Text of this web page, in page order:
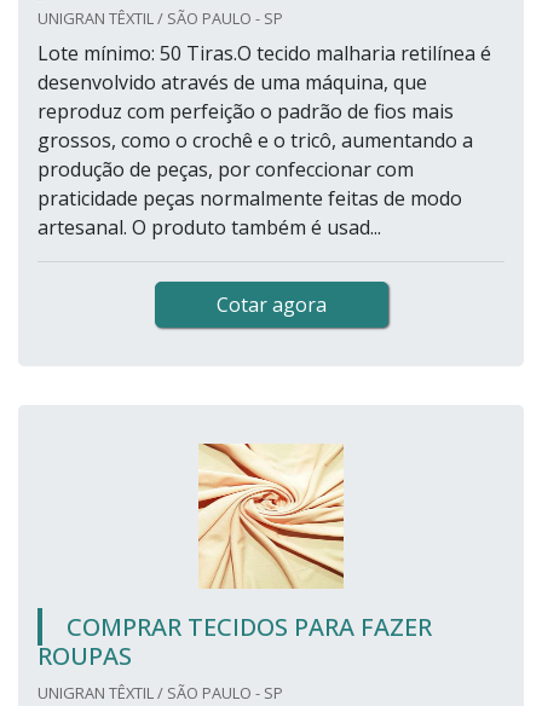
UNIGRAN TÊXTIL / SÃO PAULO - SP
Lote mínimo: 50 Tiras.O tecido malharia retilínea é
desenvolvido através de uma máquina, que
reproduz com perfeição o padrão de fios mais
grossos, como o crochê e o tricô, aumentando a
produção de peças, por confeccionar com
praticidade peças normalmente feitas de modo
artesanal. O produto também é usad...
Cotar agora
COMPRAR TECIDOS PARA FAZER
ROUPAS
UNIGRAN TÊXTIL / SÃO PAULO - SP